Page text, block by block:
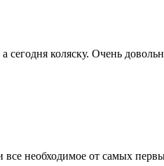
сегодня коляску. Очень
необходимое от самых